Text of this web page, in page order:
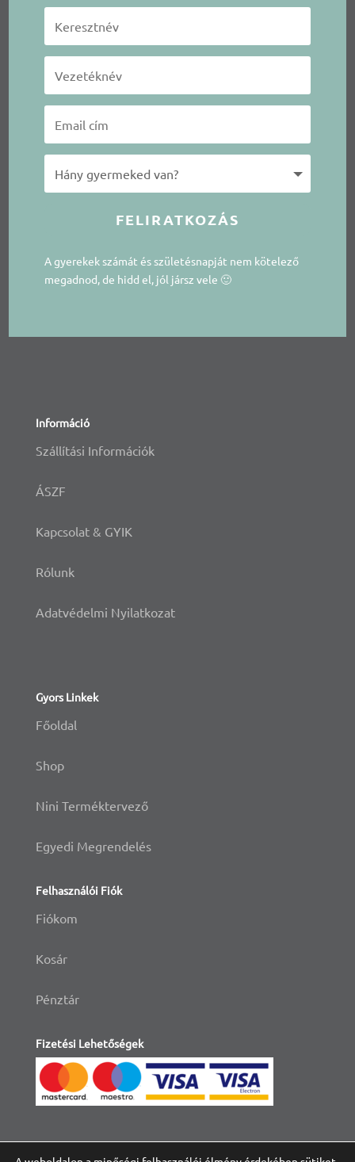
FELIRATKOZÁS
A gyerekek számát és születésnapját nem kötelező
megadnod, de hidd el, jól jársz vele 🙂
Információ
Szállítási Információk
ÁSZF
Kapcsolat & GYIK
Rólunk
Adatvédelmi Nyilatkozat
Gyors Linkek
Főoldal
Shop
Nini Terméktervező
Egyedi Megrendelés
Felhasználói Fiók
Fiókom
Kosár
Pénztár
Fizetési Lehetőségek